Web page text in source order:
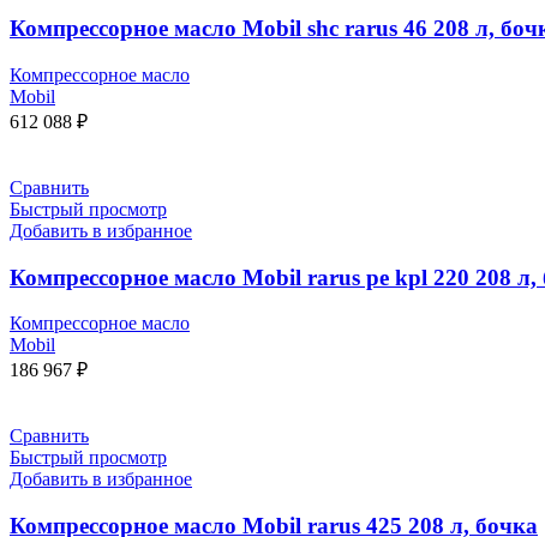
Компрессорное масло Mobil shc rarus 46 208 л,
Компрессорное масло
Mobil
612 088 ₽
Сравнить
Быстрый просмотр
Добавить в избранное
Компрессорное масло Mobil rarus pe kpl 220 208 л,
Компрессорное масло
Mobil
186 967 ₽
Сравнить
Быстрый просмотр
Добавить в избранное
Компрессорное масло Mobil rarus 425 208 л, бочка